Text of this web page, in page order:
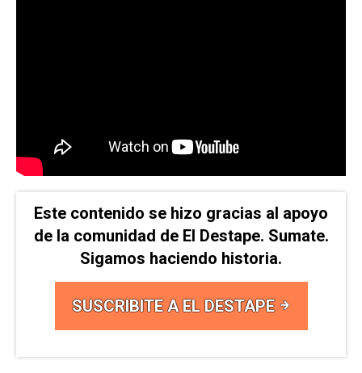
Este contenido se hizo gracias al apoyo
de la comunidad de El Destape. Sumate.
Sigamos haciendo historia.
SUSCRIBITE A EL DESTAPE